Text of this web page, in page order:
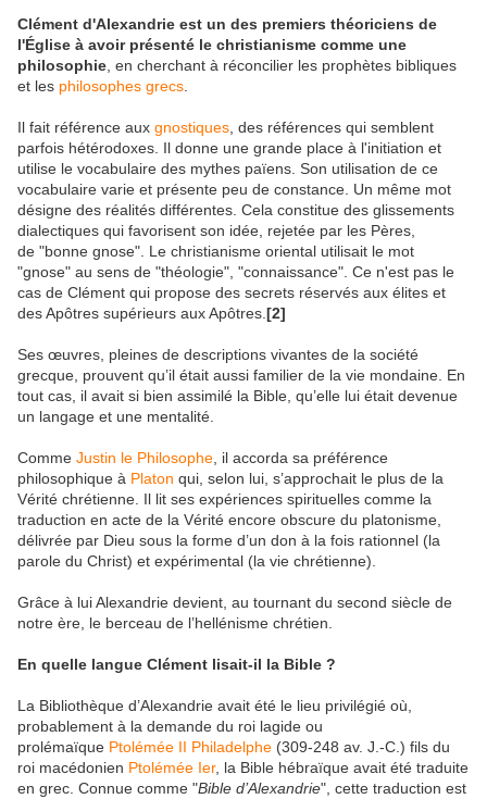
Clément d'Alexandrie est un des premiers théoriciens de
l'Église à avoir présenté le christianisme comme une
philosophie , en cherchant à réconcilier les prophètes bibliques
et les philosophes grecs
Il fait référence aux gnostiques , des références qui semblent
parfois hétérodoxes. Il donne une grande place à l'initiation et
utilise le vocabulaire des mythes païens. Son utilisation de ce
vocabulaire varie et présente peu de constance. Un même mot
désigne des réalités différentes. Cela constitue des glissements
dialectiques qui favorisent son idée, rejetée par les Pères,
de "bonne gnose". Le christianisme oriental utilisait le mot
"gnose" au sens de "théologie", "connaissance". Ce n'est pas le
cas de Clément qui propose des secrets réservés aux élites et
des Apôtres supérieurs aux Apôtres. [2]
Ses œuvres, pleines de descriptions vivantes de la société
grecque, prouvent qu’il était aussi familier de la vie mondaine. En
tout cas, il avait si bien assimilé la Bible, qu’elle lui était devenue
un langage et une mentalité.
Comme Justin le Philosophe , il accorda sa préférence
philosophique à Platon qui, selon lui, s’approchait le plus de la
Vérité chrétienne. Il lit ses expériences spirituelles comme la
traduction en acte de la Vérité encore obscure du platonisme,
délivrée par Dieu sous la forme d’un don à la fois rationnel (la
parole du Christ) et expérimental (la vie chrétienne).
Grâce à lui Alexandrie devient, au tournant du second siècle de
notre ère, le berceau de l’hellénisme chrétien.
En quelle langue Clément lisait-il la Bible ?
La Bibliothèque d’Alexandrie avait été le lieu privilégié où,
probablement à la demande du roi lagide ou
prolémaïque Ptolémée II Philadelphe (309-248 av. J.-C.) fils du
roi macédonien Ptolémée Ier, la Bible hébraïque avait été traduite
en grec. Connue comme "Bible d’Alexandrie", cette traduction est